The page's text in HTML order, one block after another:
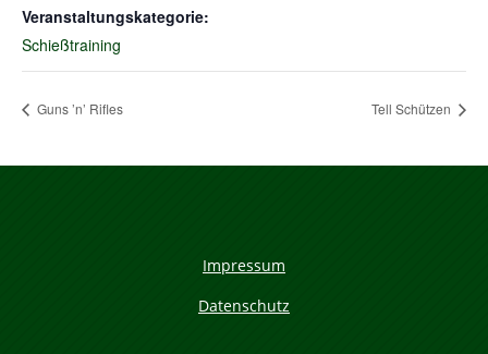
Veranstaltungskategorie:
Schießtraining
Guns ’n’ Rifles Tell Schützen
Impressum
Datenschutz